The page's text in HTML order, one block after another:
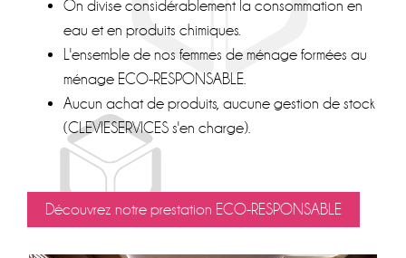
On divise considérablement la consommation en
eau et en produits chimiques.
L'ensemble de nos femmes de ménage formées au
ménage ECO-RESPONSABLE.
Aucun achat de produits, aucune gestion de stock
(CLEVIESERVICES s'en charge).
Découvrez notre prestation ECO-RESPONSABLE